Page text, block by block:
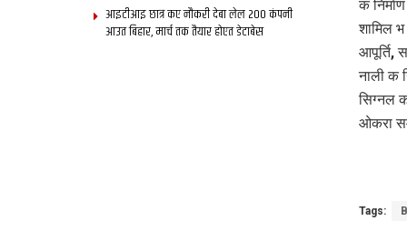
क
शामिल
आपूर्ति,
नाली क
सिग्नल
ओकरा
Tags:
आइटीआइ छात्र कए नौकरी देबा लेल 200 कंपनी
आउत बिहार, मार्च तक तैयार होएत डेटाबेस